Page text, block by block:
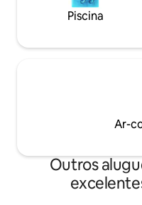
Piscina
Ar-
Outros